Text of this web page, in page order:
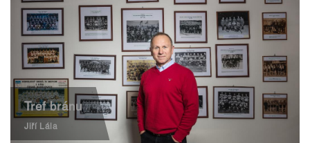
Tref bránu
Jiří Lála